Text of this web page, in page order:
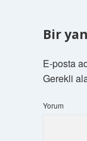
Bir
E-posta
Gerekli
Yorum